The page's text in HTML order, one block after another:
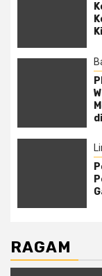
RAGAM